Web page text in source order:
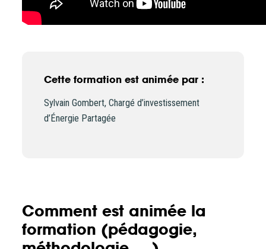
Cette formation est animée par :
Sylvain Gombert, Chargé d’investissement
d’Énergie Partagée
Comment est animée la
formation (pédagogie,